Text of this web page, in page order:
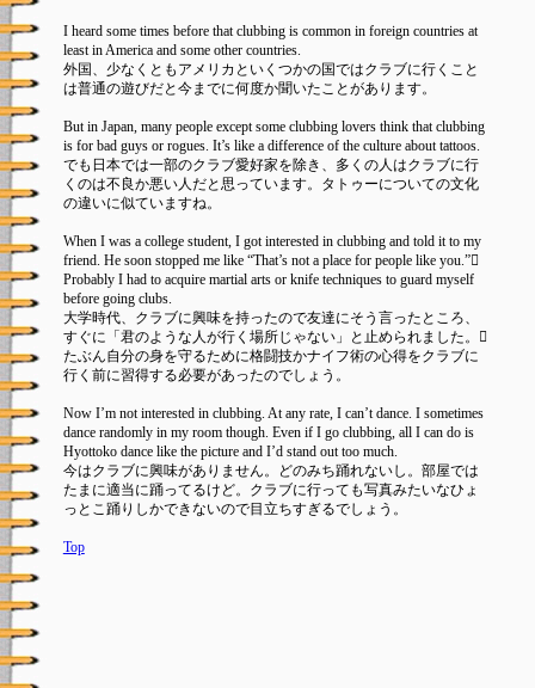
I heard some times before that clubbing is common in foreign countries at
least in America and some other countries.
外国、少なくともアメリカといくつかの国ではクラブに行くこと
は普通の遊びだと今までに何度か聞いたことがあります。
But in Japan, many people except some clubbing lovers think that clubbing
is for bad guys or rogues. It’s like a difference of the culture about tattoos.
でも日本では一部のクラブ愛好家を除き、多くの人はクラブに行
くのは不良か悪い人だと思っています。タトゥーについての文化
の違いに似ていますね。
When I was a college student, I got interested in clubbing and told it to my
friend. He soon stopped me like “That’s not a place for people like you.”𿘂
Probably I had to acquire martial arts or knife techniques to guard myself
before going clubs.
大学時代、クラブに興味を持ったので友達にそう言ったところ、
すぐに「君のような人が行く場所じゃない」と止められました。𿘂
たぶん自分の身を守るために格闘技かナイフ術の心得をクラブに
行く前に習得する必要があったのでしょう。
Now I’m not interested in clubbing. At any rate, I can’t dance. I sometimes
dance randomly in my room though. Even if I go clubbing, all I can do is
Hyottoko dance like the picture and I’d stand out too much.
今はクラブに興味がありません。どのみち踊れないし。部屋では
たまに適当に踊ってるけど。クラブに行っても写真みたいなひょ
っとこ踊りしかできないので目立ちすぎるでしょう。
Top